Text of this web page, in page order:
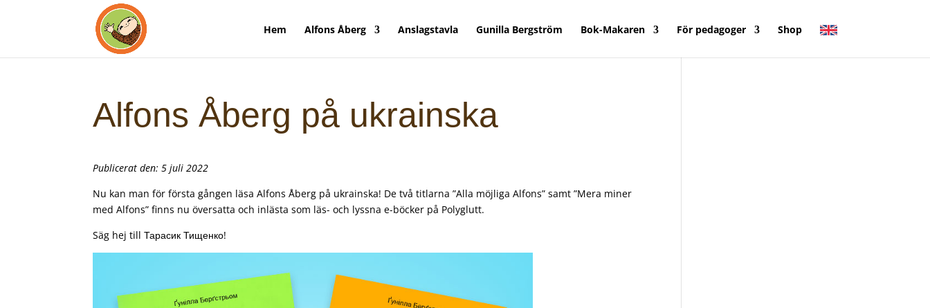
Hem Alfons Åberg Anslagstavla Gunilla Bergström Bok-Makaren För pedagoger Shop
Alfons Åberg på ukrainska
Publicerat den: 5 juli 2022
Nu kan man för första gången läsa Alfons Åberg på ukrainska! De två titlarna ”Alla möjliga Alfons” samt ”Mera miner
med Alfons” finns nu översatta och inlästa som läs- och lyssna e-böcker på Polyglutt.
Säg hej till Тарасик Тищенко!